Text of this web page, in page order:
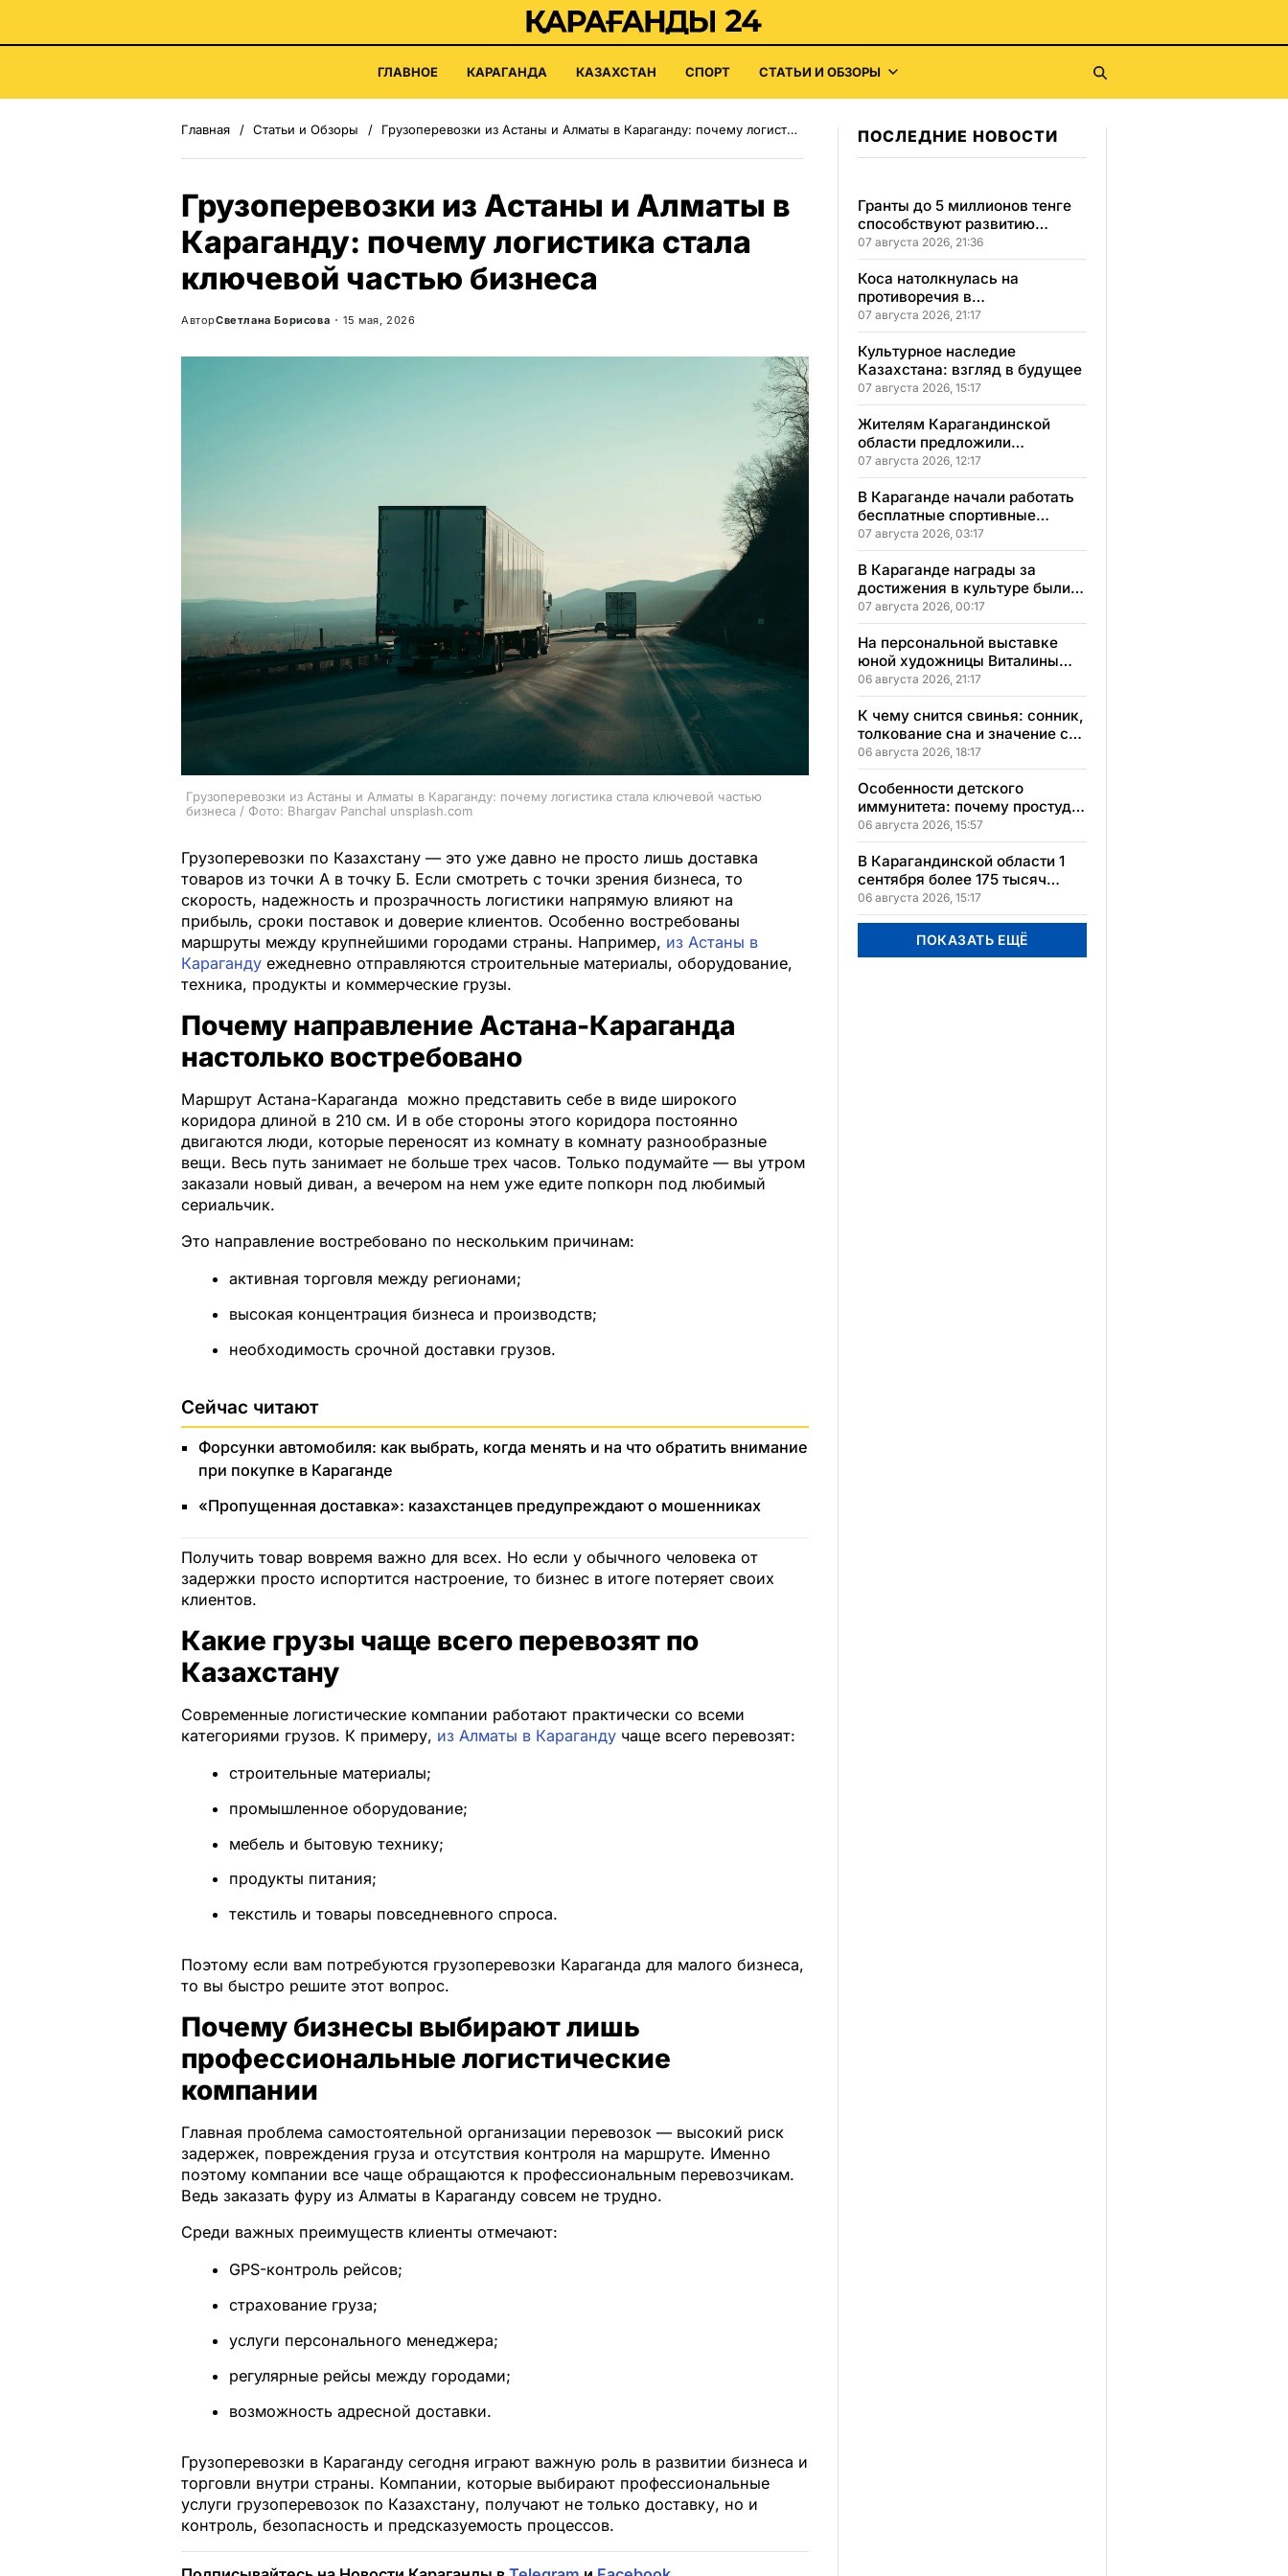
ГЛАВНОЕ КАРАГАНДА КАЗАХСТАН СПОРТ СТАТЬИ И ОБЗОРЫ
Главная Статьи и Обзоры Грузоперевозки из Астаны и Алматы в Караганду: почему логистика стала ключевой частью бизнеса
Грузоперевозки из Астаны и Алматы в
Караганду: почему логистика стала
ключевой частью бизнеса
АвторСветлана Борисова 15 мая, 2026
Грузоперевозки из Астаны и Алматы в Караганду: почему логистика стала ключевой частью
бизнеса / Фото: Bhargav Panchal unsplash.com
Грузоперевозки по Казахстану — это уже давно не просто лишь доставка
товаров из точки А в точку Б. Если смотреть с точки зрения бизнеса, то
скорость, надежность и прозрачность логистики напрямую влияют на
прибыль, сроки поставок и доверие клиентов. Особенно востребованы
маршруты между крупнейшими городами страны. Например, из Астаны в
Караганду ежедневно отправляются строительные материалы, оборудование,
техника, продукты и коммерческие грузы.
Почему направление Астана-Караганда
настолько востребовано
Маршрут Астана-Караганда можно представить себе в виде широкого
коридора длиной в 210 см. И в обе стороны этого коридора постоянно
двигаются люди, которые переносят из комнату в комнату разнообразные
вещи. Весь путь занимает не больше трех часов. Только подумайте — вы утром
заказали новый диван, а вечером на нем уже едите попкорн под любимый
сериальчик.
Это направление востребовано по нескольким причинам:
активная торговля между регионами;
высокая концентрация бизнеса и производств;
необходимость срочной доставки грузов.
Сейчас читают
Форсунки автомобиля: как выбрать, когда менять и на что обратить внимание
при покупке в Караганде
«Пропущенная доставка»: казахстанцев предупреждают о мошенниках
Получить товар вовремя важно для всех. Но если у обычного человека от
задержки просто испортится настроение, то бизнес в итоге потеряет своих
клиентов.
Какие грузы чаще всего перевозят по
Казахстану
Современные логистические компании работают практически со всеми
категориями грузов. К примеру, из Алматы в Караганду чаще всего перевозят:
строительные материалы;
промышленное оборудование;
мебель и бытовую технику;
продукты питания;
текстиль и товары повседневного спроса.
Поэтому если вам потребуются грузоперевозки Караганда для малого бизнеса,
то вы быстро решите этот вопрос.
Почему бизнесы выбирают лишь
профессиональные логистические
компании
Главная проблема самостоятельной организации перевозок — высокий риск
задержек, повреждения груза и отсутствия контроля на маршруте. Именно
поэтому компании все чаще обращаются к профессиональным перевозчикам.
Ведь заказать фуру из Алматы в Караганду совсем не трудно.
Среди важных преимуществ клиенты отмечают:
GPS-контроль рейсов;
страхование груза;
услуги персонального менеджера;
регулярные рейсы между городами;
возможность адресной доставки.
Грузоперевозки в Караганду сегодня играют важную роль в развитии бизнеса и
торговли внутри страны. Компании, которые выбирают профессиональные
услуги грузоперевозок по Казахстану, получают не только доставку, но и
контроль, безопасность и предсказуемость процессов.
ПОСЛЕДНИЕ НОВОСТИ
Гранты до 5 миллионов тенге
способствуют развитию
социального бизнеса в
Карагандинской области
07 августа 2026, 21:36
Коса натолкнулась на
противоречия в
Карагандинской области
07 августа 2026, 21:17
Культурное наследие
Казахстана: взгляд в будущее
07 августа 2026, 15:17
Жителям Карагандинской
области предложили
бесплатное обучение с
гарантией трудоустройства
07 августа 2026, 12:17
В Караганде начали работать
бесплатные спортивные
секции для детей с
инвалидностью
07 августа 2026, 03:17
В Караганде награды за
достижения в культуре были
вручены 5 лауреатам
07 августа 2026, 00:17
На персональной выставке
юной художницы Виталины
представлено 156 работ
06 августа 2026, 21:17
К чему снится свинья: сонник,
толкование сна и значение сна
для вашей жизни
06 августа 2026, 18:17
Особенности детского
иммунитета: почему простуды
у детей протекают иначе и как
правильно им помогать
06 августа 2026, 15:57
В Карагандинской области 1
сентября более 175 тысяч
школьников начнут учебный
год
06 августа 2026, 15:17
ПОКАЗАТЬ ЕЩЁ